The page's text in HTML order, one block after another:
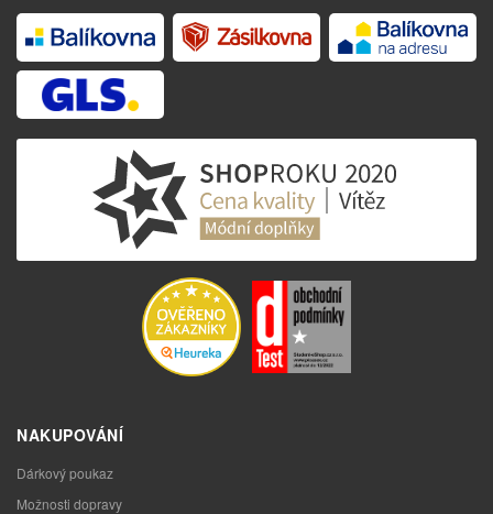
NAKUPOVÁNÍ
Dárkový poukaz
Možnosti dopravy